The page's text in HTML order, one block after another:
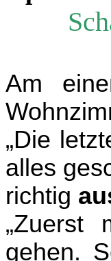
Am
„Die
alles
richtig
„Zuerst
gehen.